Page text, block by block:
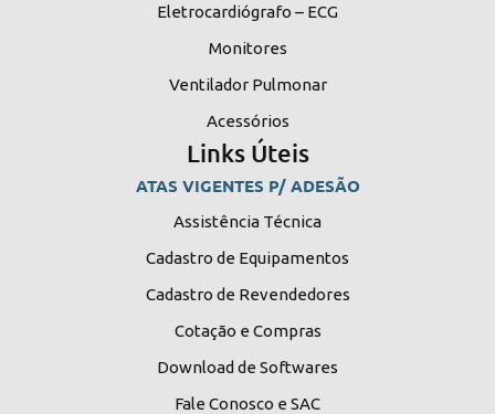
Eletrocardiógrafo – ECG
Monitores
Ventilador Pulmonar
Acessórios
Links Úteis
ATAS VIGENTES P/ ADESÃO
Assistência Técnica
Cadastro de Equipamentos
Cadastro de Revendedores
Cotação e Compras
Download de Softwares
Fale Conosco e SAC